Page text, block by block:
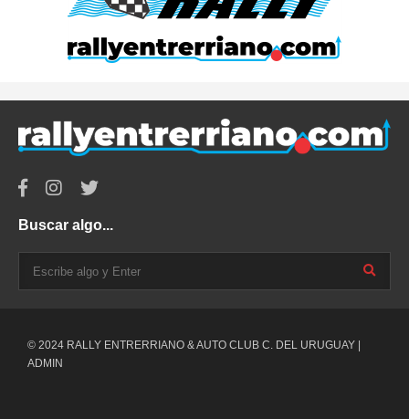
Buscar algo...
© 2024 RALLY ENTRERRIANO & AUTO CLUB C. DEL URUGUAY |
ADMIN